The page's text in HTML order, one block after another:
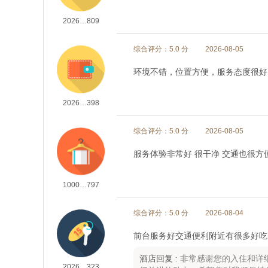
2026…809
2026…398
综合评分：5.0 分 2026-08-05
环境不错，位置方便，服务态度很
1000…797
综合评分：5.0 分 2026-08-05
服务体验非常好 很干净 交通也很方
综合评分：5.0 分 2026-08-04
前台服务好交通便利附近有很多好
酒店回复 : 非常感谢您的入住和详